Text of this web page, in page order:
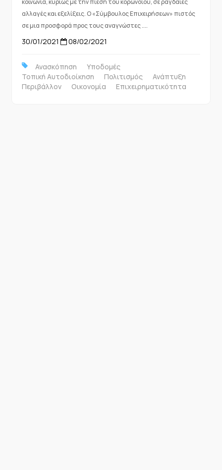
κοινωνία, κυρίως με την πίεση του κορωνοϊού, σε ραγδαίες
αλλαγές και εξελίξεις. Ο «Σύμβουλος Επιχειρήσεων» πιστός
σε μια προσφορά προς τους αναγνώστες ....
30/01/2021 08/02/2021
Ανασκόπηση
Υποδομές
Τοπική Αυτοδιοίκηση
Πολιτισμός
Ανάπτυξη
Περιβάλλον
Οικονομία Επιχειρηματικότητα